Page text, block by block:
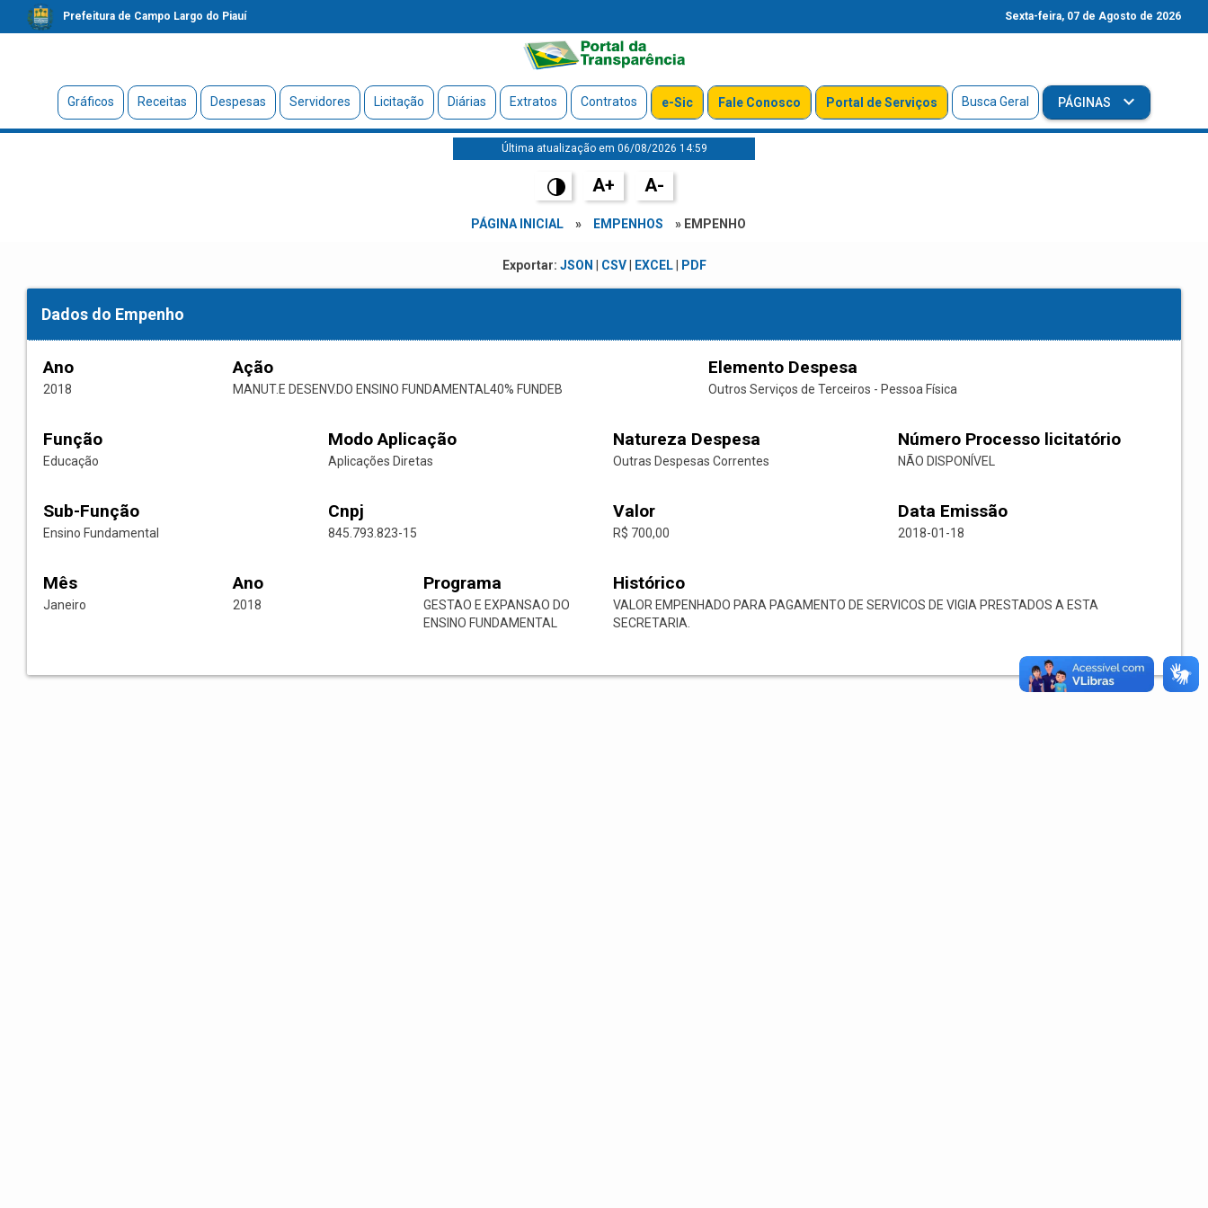
Prefeitura de Campo Largo do Piauí Sexta-feira, 07 de Agosto de 2026
Gráficos Receitas Despesas Servidores Licitação Diárias Extratos Contratos e-Sic Fale Conosco Portal de Serviços Busca Geral PÁGINAS
Última atualização em 06/08/2026 14:59
A+ A-
PÁGINA INICIAL » EMPENHOS » EMPENHO
Exportar: JSON CSV| EXCEL| PDF
Dados do Empenho
Ano
2018
Ação
MANUT.E DESENV.DO ENSINO FUNDAMENTAL40% FUNDEB
Elemento Despesa
Outros Serviços de Terceiros - Pessoa Física
Função
Educação
Modo Aplicação
Aplicações Diretas
Natureza Despesa
Outras Despesas Correntes
Número Processo licitatório
NÃO DISPONÍVEL
Sub-Função
Ensino Fundamental
Cnpj
845.793.823-15
Valor
R$ 700,00
Data Emissão
2018-01-18
Mês
Janeiro
Ano
2018
Programa
GESTAO E EXPANSAO DO
ENSINO FUNDAMENTAL
Histórico
VALOR EMPENHADO PARA PAGAMENTO DE SERVICOS DE VIGIA PRESTADOS A ESTA
SECRETARIA.